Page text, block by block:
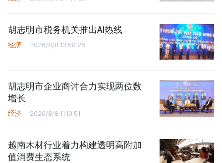
胡志明市税务机关推出AI热线
经济 2026/8/8 13:58:26
胡志明市企业商讨合力实现两位数
增长
经济 2026/8/8 11:10:51
越南木材行业着力构建透明高附加
值消费生态系统